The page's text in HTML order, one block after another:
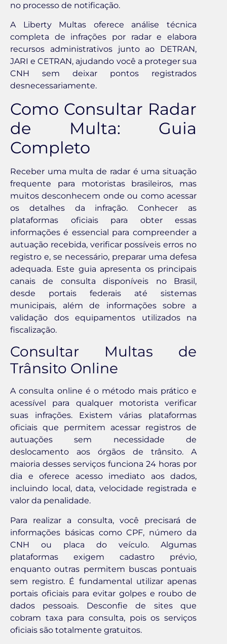
no processo de notificação.
A Liberty Multas oferece análise técnica
completa de infrações por radar e elabora
recursos administrativos junto ao DETRAN,
JARI e CETRAN, ajudando você a proteger sua
CNH sem deixar pontos registrados
desnecessariamente.
Como Consultar Radar
de Multa: Guia
Completo
Receber uma multa de radar é uma situação
frequente para motoristas brasileiros, mas
muitos desconhecem onde ou como acessar
os detalhes da infração. Conhecer as
plataformas oficiais para obter essas
informações é essencial para compreender a
autuação recebida, verificar possíveis erros no
registro e, se necessário, preparar uma defesa
adequada. Este guia apresenta os principais
canais de consulta disponíveis no Brasil,
desde portais federais até sistemas
municipais, além de informações sobre a
validação dos equipamentos utilizados na
fiscalização.
Consultar Multas de
Trânsito Online
A consulta online é o método mais prático e
acessível para qualquer motorista verificar
suas infrações. Existem várias plataformas
oficiais que permitem acessar registros de
autuações sem necessidade de
deslocamento aos órgãos de trânsito. A
maioria desses serviços funciona 24 horas por
dia e oferece acesso imediato aos dados,
incluindo local, data, velocidade registrada e
valor da penalidade.
Para realizar a consulta, você precisará de
informações básicas como CPF, número da
CNH ou placa do veículo. Algumas
plataformas exigem cadastro prévio,
enquanto outras permitem buscas pontuais
sem registro. É fundamental utilizar apenas
portais oficiais para evitar golpes e roubo de
dados pessoais. Desconfie de sites que
cobram taxa para consulta, pois os serviços
oficiais são totalmente gratuitos.